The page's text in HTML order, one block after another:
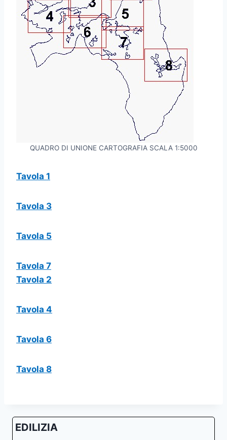
QUADRO DI UNIONE CARTOGRAFIA SCALA 1:5000
Tavola 1
Tavola 3
Tavola 5
Tavola 7
Tavola 2
Tavola 4
Tavola 6
Tavola 8
EDILIZIA